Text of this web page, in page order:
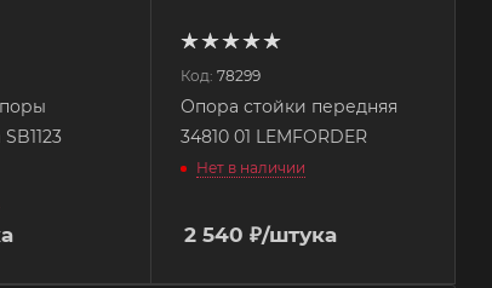
Код: 78299
Опора стойки передняя
34810 01 LEMFORDER
Нет в наличии
2 540 ₽/штука